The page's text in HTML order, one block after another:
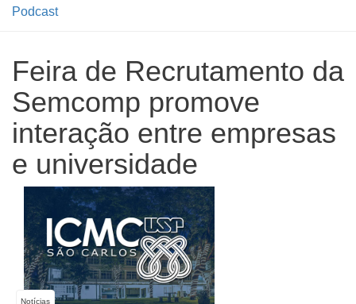
Podcast
Feira de Recrutamento da
Semcomp promove
interação entre empresas
e universidade
Notícias